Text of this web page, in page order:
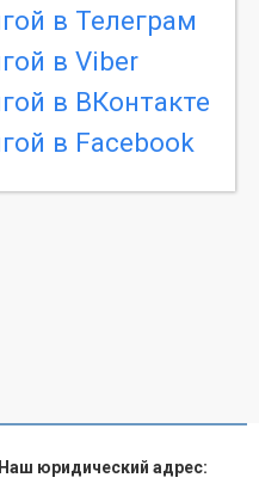
Наш юридический адрес: